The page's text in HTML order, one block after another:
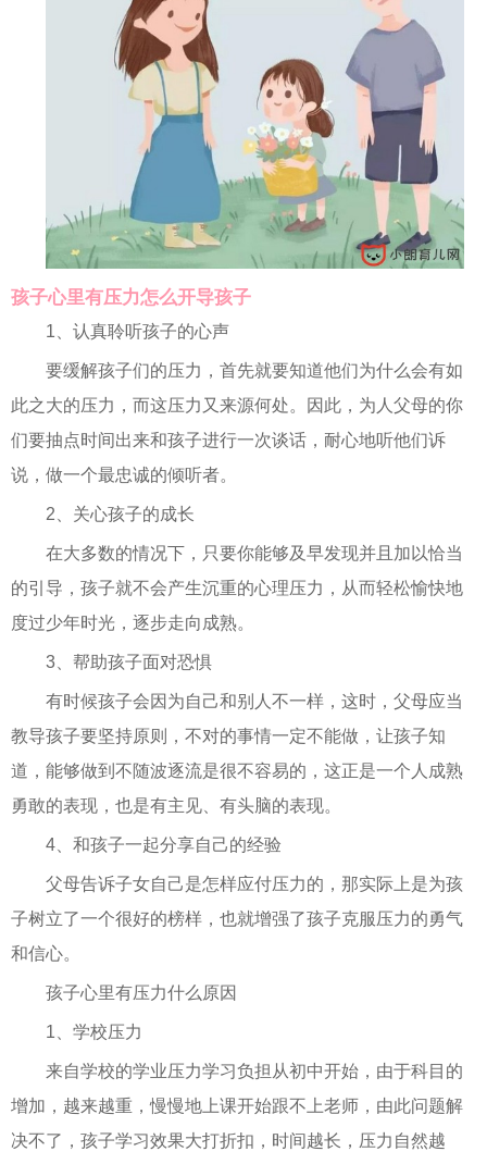
孩子心里有压力怎么开导孩子
1、认真聆听孩子的心声
要缓解孩子们的压力，首先就要知道他们为什么会有如
此之大的压力，而这压力又来源何处。因此，为人父母的你
们要抽点时间出来和孩子进行一次谈话，耐心地听他们诉
说，做一个最忠诚的倾听者。
2、关心孩子的成长
在大多数的情况下，只要你能够及早发现并且加以恰当
的引导，孩子就不会产生沉重的心理压力，从而轻松愉快地
度过少年时光，逐步走向成熟。
3、帮助孩子面对恐惧
有时候孩子会因为自己和别人不一样，这时，父母应当
教导孩子要坚持原则，不对的事情一定不能做，让孩子知
道，能够做到不随波逐流是很不容易的，这正是一个人成熟
勇敢的表现，也是有主见、有头脑的表现。
4、和孩子一起分享自己的经验
父母告诉子女自己是怎样应付压力的，那实际上是为孩
子树立了一个很好的榜样，也就增强了孩子克服压力的勇气
和信心。
孩子心里有压力什么原因
1、学校压力
来自学校的学业压力学习负担从初中开始，由于科目的
增加，越来越重，慢慢地上课开始跟不上老师，由此问题解
决不了，孩子学习效果大打折扣，时间越长，压力自然越